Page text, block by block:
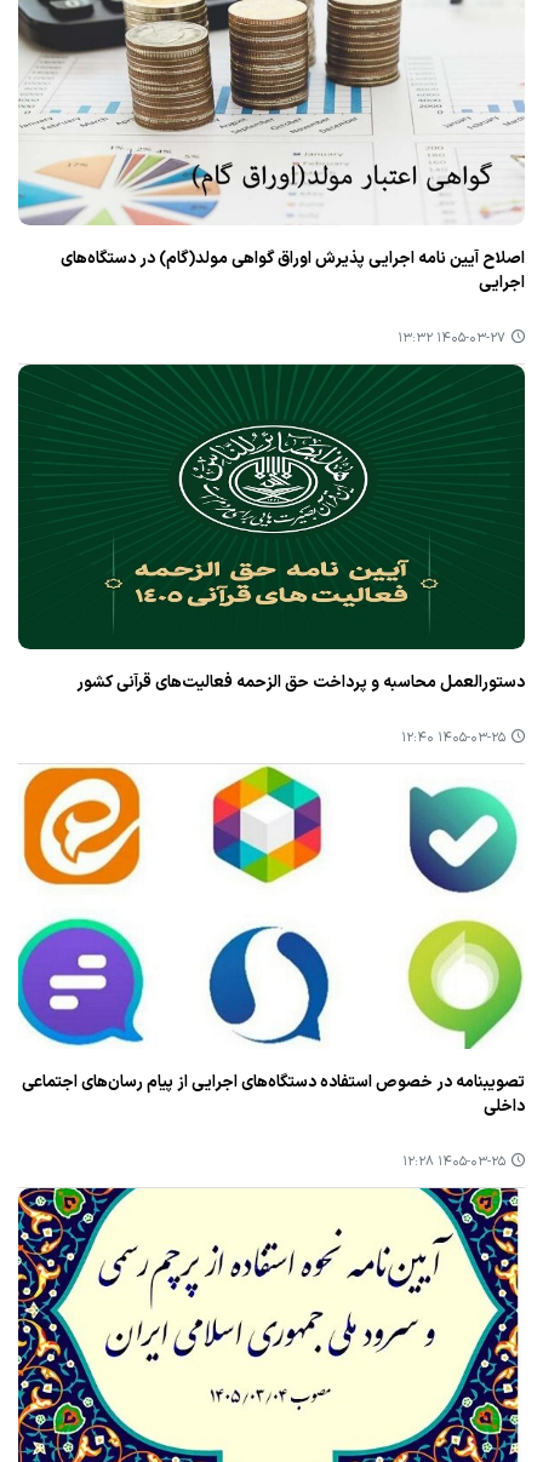
اصلاح آیین نامه اجرایی پذیرش اوراق گواهی مولد(گام) در دستگاه‌های
اجرایی
۱۴۰۵-۰۳-۲۷ ۱۳:۳۲
دستورالعمل محاسبه و پرداخت حق الزحمه فعالیت‌های قرآنی کشور
۱۴۰۵-۰۳-۲۵ ۱۲:۴۰
تصویبنامه در خصوص استفاده دستگاه‌های اجرایی از پیام رسان‌های اجتماعی
داخلی
۱۴۰۵-۰۳-۲۵ ۱۲:۲۸